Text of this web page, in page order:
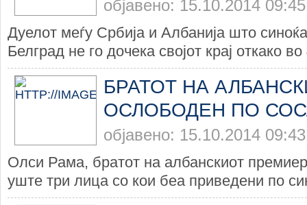
објавено: 15.10.2014 09:45
Дуелот меѓу Србија и Албанија што
Белград не го дочека својот крај откако
БРАТОТ НА
ОСЛОБОДЕН ПО
објавено: 15.10.2014 09:43
Олси Рама, братот на албанскиот
уште три лица со кои беа приведени по